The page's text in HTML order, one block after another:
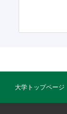
大学トップページ